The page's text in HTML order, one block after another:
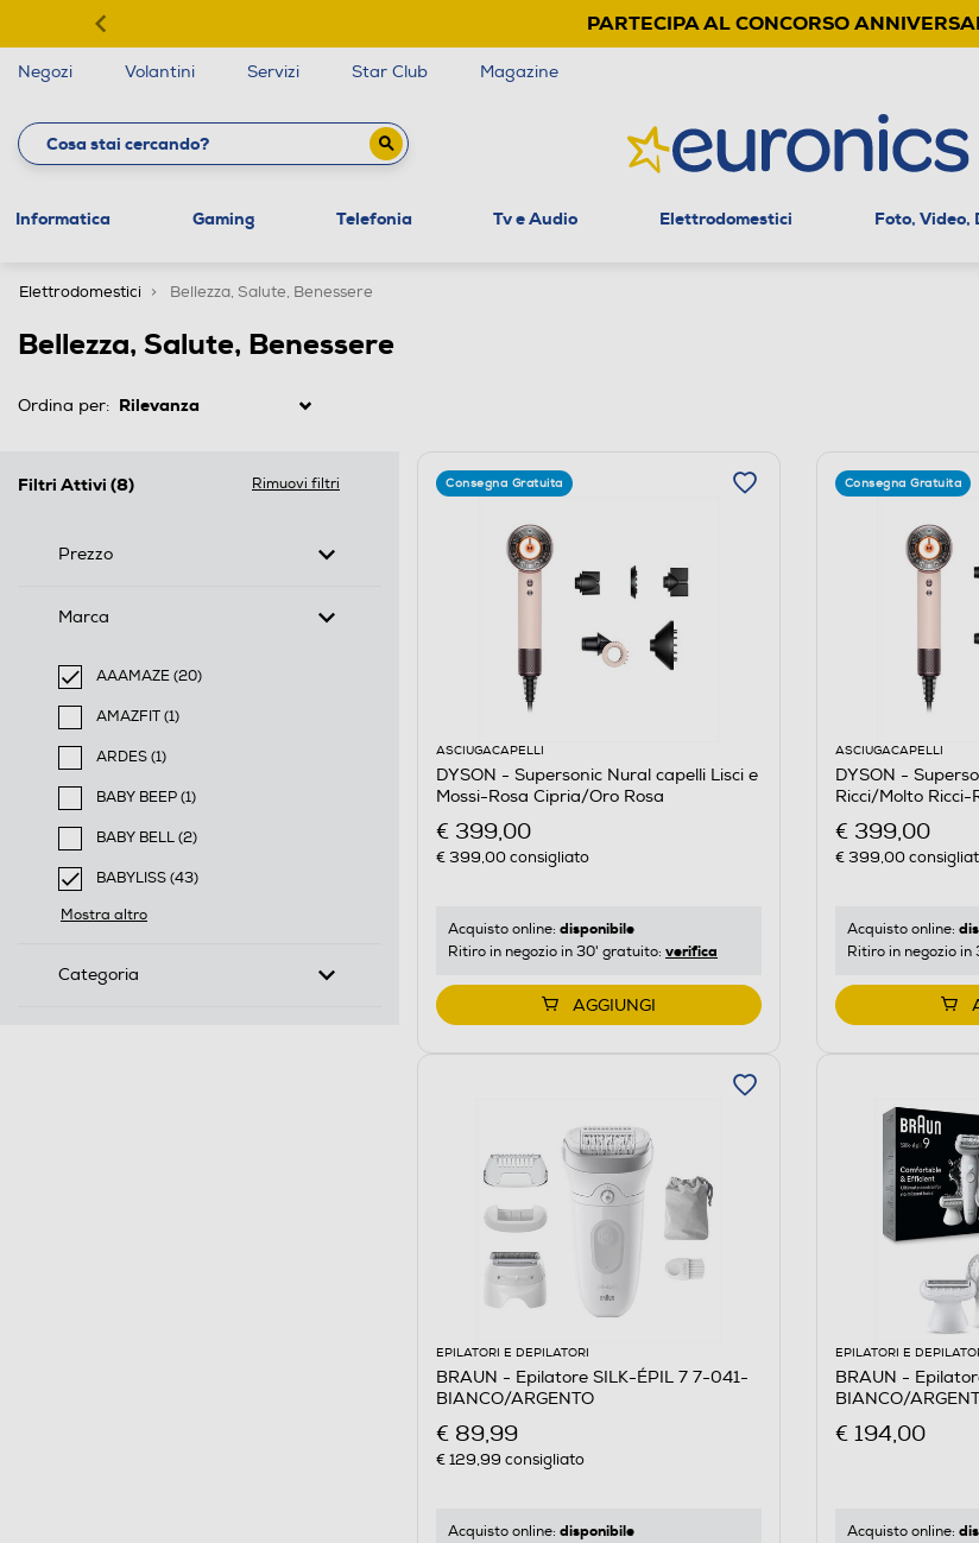
PARTECIPA AL CONCORSO
Negozi Volantini Servizi Star Club Magazine
Informatica Gaming Telefonia Tv e Audio Elettrodomestici Foto, Video,
Elettrodomestici Bellezza, Salute, Benessere
Bellezza, Salute, Benessere
Ordina per:
Filtri Attivi (8) Rimuovi filtri
Prezzo
Marca
AAAMAZE (20)
selected Filtro applicato per Marca: AAAMAZE
AMAZFIT (1)
Filtra per Marca: AMAZFIT
ARDES (1)
Filtra per Marca: ARDES
BABY BEEP (1)
Filtra per Marca: BABY BEEP
BABY BELL (2)
Filtra per Marca: BABY BELL
BABYLISS (43)
selected Filtro applicato per Marca: BABYLISS
Mostra altro
Categoria
Consegna Gratuita
ASCIUGACAPELLI
DYSON - Supersonic Nural capelli Lisci e
Mossi-Rosa Cipria/Oro Rosa
€ 399,00
€ 399,00consigliato
Acquisto online: disponibile
Ritiro in negozio in 30' gratuito: verifica
AGGIUNGI
Consegna Gratuita
ASCIUGACAPELLI
DYSON -
Ricci/Molto Ricci-
€ 399,00
€ 399,00
Acquisto online:
Ritiro in negozio
EPILATORI E DEPILATORI
BRAUN - Epilatore SILK-ÉPIL 7 7-041-
BIANCO/ARGENTO
€ 89,99
€ 129,99 consigliato
Acquisto online: disponibile
EPILATORI E
BRAUN -
BIANCO/
€ 194,00
Acquisto online: